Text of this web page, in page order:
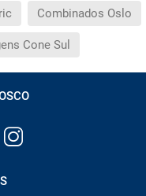
Combinados Oslo
Cone Sul